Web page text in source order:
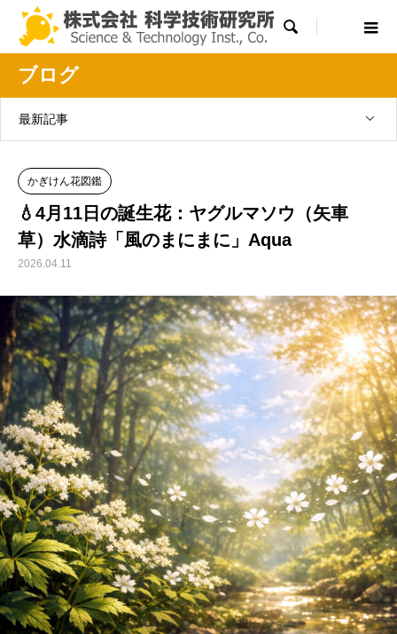

ブログ
最新記事
かぎけん花図鑑
💧4月11日の誕生花：ヤグルマソウ（矢車
草）水滴詩「風のまにまに」Aqua
2026.04.11